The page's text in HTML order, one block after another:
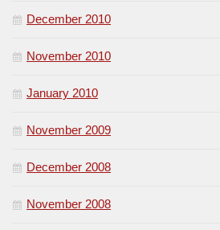
December 2010
November 2010
January 2010
November 2009
December 2008
November 2008